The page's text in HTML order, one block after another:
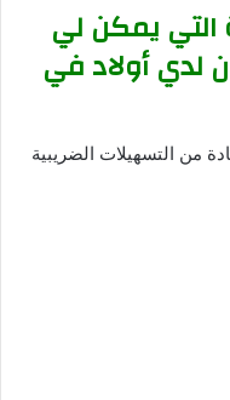
التي يمكن لي
لدي أولاد في
من التسهيلات الضريبية